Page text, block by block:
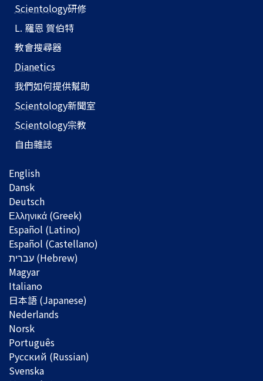
Scientology研修
L. 羅恩 賀伯特
教會搜尋器
Dianetics
我們如何提供幫助
Scientology新聞室
Scientology宗教
自由雜誌
English
Dansk
Deutsch
Ελληνικά (Greek)
Español (Latino)
Español (Castellano)
Magyar
Italiano
日本語 (Japanese)
Nederlands
Norsk
Português
Русский (Russian)
Svenska